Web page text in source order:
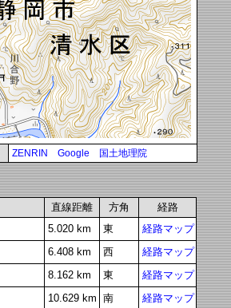
ZENRIN Google 国土地理院
直線距離 方角
経路
5.020 km 東
経路マップ
6.408 km 西
経路マップ
8.162 km 東
経路マップ
10.629 km 南
経路マップ